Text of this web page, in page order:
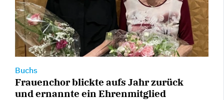
Buchs
Frauenchor blickte aufs Jahr zurück
und ernannte ein Ehrenmitglied